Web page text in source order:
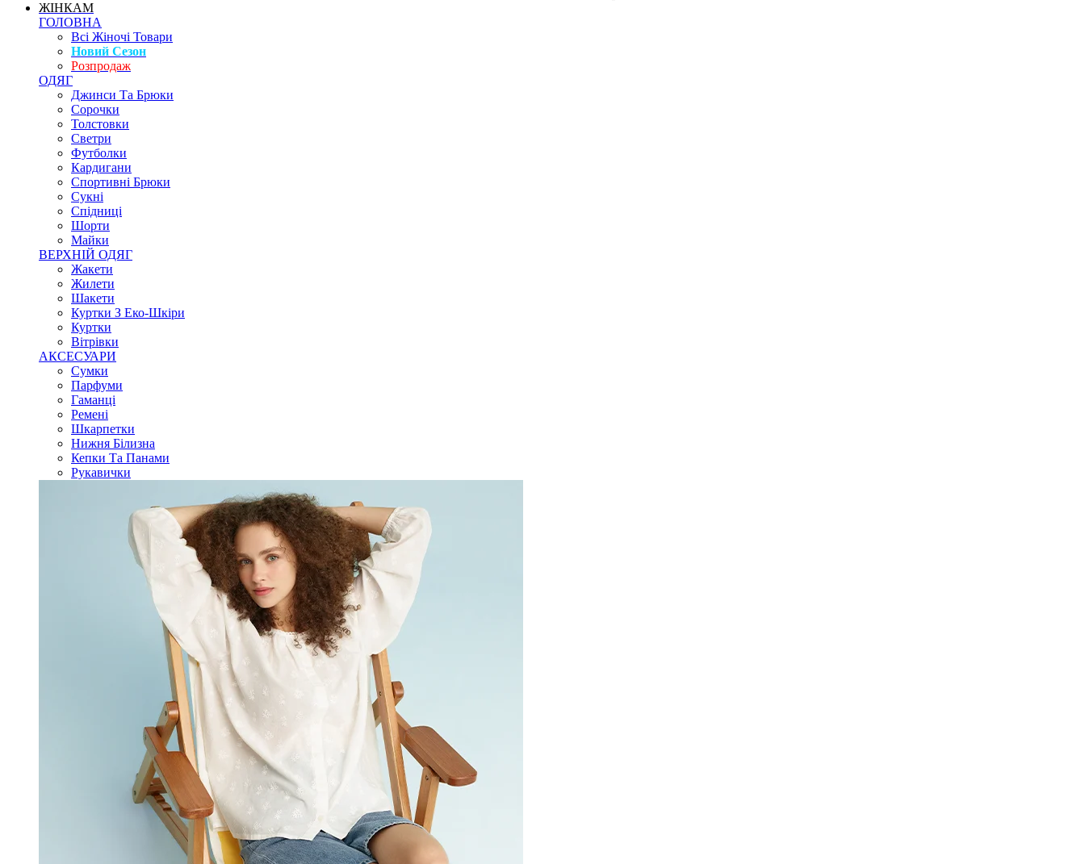
ЖІНКАМ
ГОЛОВНА
Всі Жіночі Товари
Новий Сезон
Розпродаж
ОДЯГ
Джинси Та Брюки
Сорочки
Толстовки
Светри
Футболки
Кардигани
Спортивні Брюки
Сукні
Спідниці
Шорти
Майки
ВЕРХНІЙ ОДЯГ
Жакети
Жилети
Шакети
Куртки З Еко-Шкіри
Куртки
Вітрівки
АКСЕСУАРИ
Сумки
Парфуми
Гаманці
Ремені
Шкарпетки
Нижня Білизна
Кепки Та Панами
Рукавички